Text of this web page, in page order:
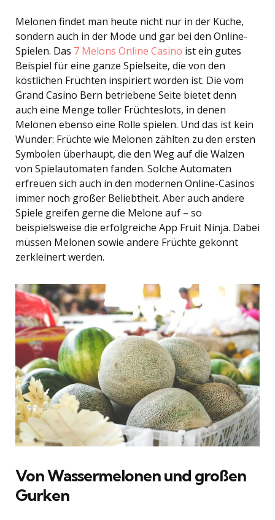
Melonen findet man heute nicht nur in der Küche,
sondern auch in der Mode und gar bei den Online-
Spielen. Das 7 Melons Online Casino ist ein gutes
Beispiel für eine ganze Spielseite, die von den
köstlichen Früchten inspiriert worden ist. Die vom
Grand Casino Bern betriebene Seite bietet denn
auch eine Menge toller Früchteslots, in denen
Melonen ebenso eine Rolle spielen. Und das ist kein
Wunder: Früchte wie Melonen zählten zu den ersten
Symbolen überhaupt, die den Weg auf die Walzen
von Spielautomaten fanden. Solche Automaten
erfreuen sich auch in den modernen Online-Casinos
immer noch großer Beliebtheit. Aber auch andere
Spiele greifen gerne die Melone auf – so
beispielsweise die erfolgreiche App Fruit Ninja. Dabei
müssen Melonen sowie andere Früchte gekonnt
zerkleinert werden.
Von Wassermelonen und großen
Gurken